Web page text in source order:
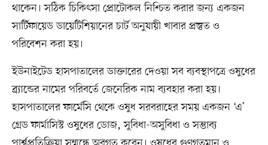
থাকেন। সঠিক চিকিৎসা প্রোটোকল নিশ্চিত করার জন্য একজন
সার্টিফায়েড ডায়েটিশিয়ানের চার্ট অনুযায়ী খাবার প্রস্তুত ও
পরিবেশন করা হয়।
ইউনাইটেড হাসপাতালের ডাক্তারের দেওয়া সব ব্যবস্থাপত্রে ওষুধের
ব্র্যান্ডের নামের পরিবর্তে জেনেরিক নাম ব্যবহার করা হয়।
হাসপাতালের ফার্মেসি থেকে ওষুধ সরবরাহের সময় একজন ‘এ’
গ্রেড ফার্মাসিস্ট ওষুধের ডোজ, সুবিধা-অসুবিধা ও সম্ভাব্য